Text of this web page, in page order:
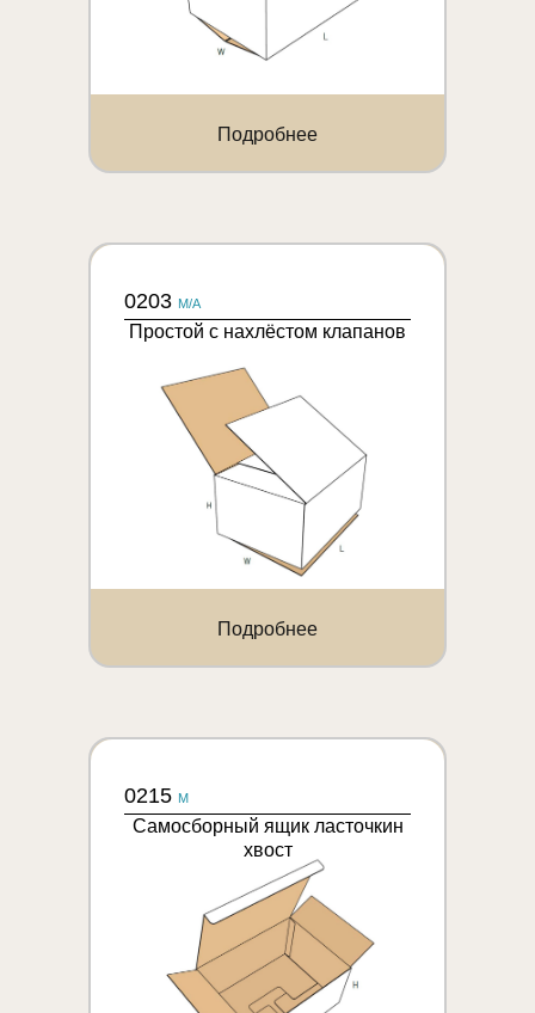
Подробнее
0203 M/A
Простой с нахлёстом клапанов
Подробнее
0215 M
Самосборный ящик ласточкин
хвост